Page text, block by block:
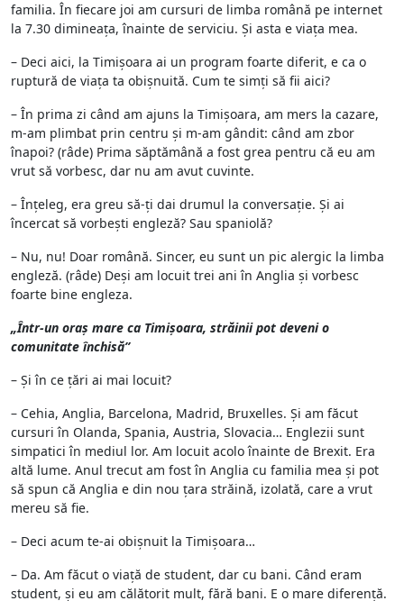
familia. În fiecare joi am cursuri de limba română pe internet
la 7.30 dimineața, înainte de serviciu. Și asta e viața mea.
– Deci aici, la Timișoara ai un program foarte diferit, e ca o
ruptură de viața ta obișnuită. Cum te simți să fii aici?
– În prima zi când am ajuns la Timișoara, am mers la cazare,
m-am plimbat prin centru și m-am gândit: când am zbor
înapoi? (râde) Prima săptămână a fost grea pentru că eu am
vrut să vorbesc, dar nu am avut cuvinte.
– Înțeleg, era greu să-ți dai drumul la conversație. Și ai
încercat să vorbești engleză? Sau spaniolă?
– Nu, nu! Doar română. Sincer, eu sunt un pic alergic la limba
engleză. (râde) Deși am locuit trei ani în Anglia și vorbesc
foarte bine engleza.
„Într-un oraș mare ca Timișoara, străinii pot deveni o
comunitate închisă”
– Și în ce țări ai mai locuit?
– Cehia, Anglia, Barcelona, Madrid, Bruxelles. Și am făcut
cursuri în Olanda, Spania, Austria, Slovacia… Englezii sunt
simpatici în mediul lor. Am locuit acolo înainte de Brexit. Era
altă lume. Anul trecut am fost în Anglia cu familia mea și pot
să spun că Anglia e din nou țara străină, izolată, care a vrut
mereu să fie.
– Deci acum te-ai obișnuit la Timișoara…
– Da. Am făcut o viață de student, dar cu bani. Când eram
student, și eu am călătorit mult, fără bani. E o mare diferență.